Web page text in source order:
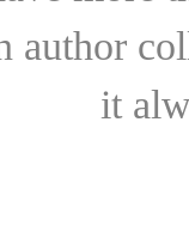
author
it